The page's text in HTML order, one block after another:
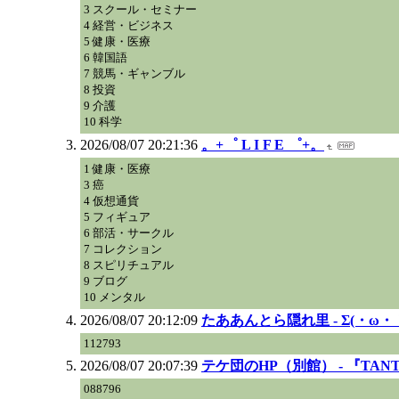
3 スクール・セミナー
4 経営・ビジネス
5 健康・医療
6 韓国語
7 競馬・ギャンブル
8 投資
9 介護
10 科学
2026/08/07 20:21:36 。+゜ L I F E ゜+。
1 健康・医療
3 癌
4 仮想通貨
5 フィギュア
6 部活・サークル
7 コレクション
8 スピリチュアル
9 ブログ
10 メンタル
2026/08/07 20:12:09 たああんとら隠れ里 - Σ(・ω・
112793
2026/08/07 20:07:39 テケ団のHP（別館） - 『
088796